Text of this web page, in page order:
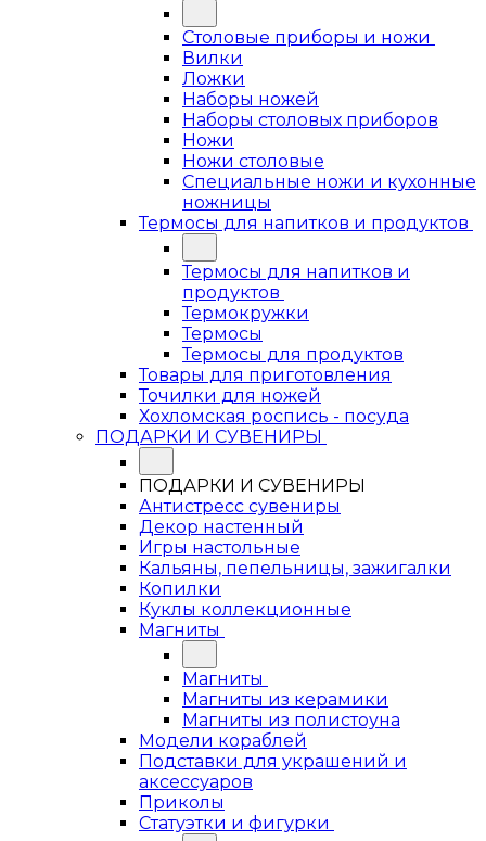
Столовые приборы и ножи
Вилки
Ложки
Наборы ножей
Наборы столовых приборов
Ножи
Ножи столовые
Специальные ножи и кухонные
ножницы
Термосы для напитков и продуктов
Термосы для напитков и
продуктов
Термокружки
Термосы
Термосы для продуктов
Товары для приготовления
Точилки для ножей
Хохломская роспись - посуда
ПОДАРКИ И СУВЕНИРЫ
ПОДАРКИ И СУВЕНИРЫ
Антистресс сувениры
Декор настенный
Игры настольные
Кальяны, пепельницы, зажигалки
Копилки
Куклы коллекционные
Магниты
Магниты
Магниты из керамики
Магниты из полистоуна
Модели кораблей
Подставки для украшений и
аксессуаров
Приколы
Статуэтки и фигурки